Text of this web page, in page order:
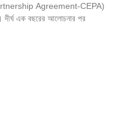
Agreement-CEPA)
দীর্ঘ এক বছরের আলোচনার পর